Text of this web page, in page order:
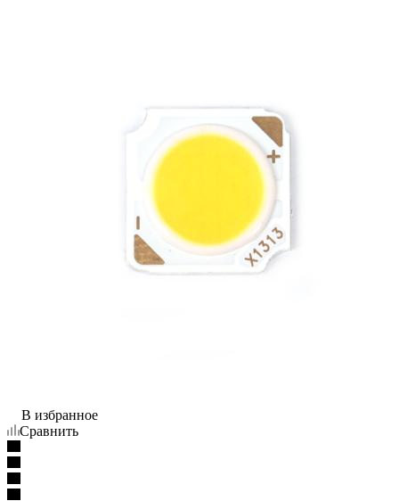
В избранное
Сравнить